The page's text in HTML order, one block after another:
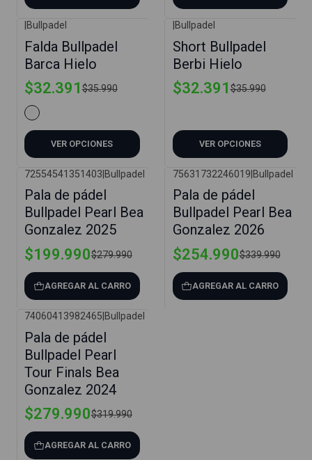
Bullpadel
Falda Bullpadel
Barca Hielo
$32.391$35.990
VER OPCIONES
Bullpadel
Short Bullpadel
Berbi Hielo
$32.391$35.990
VER OPCIONES
72554541351403 Bullpadel
Pala de pádel
Bullpadel Pearl Bea
Gonzalez 2025
$199.990$279.990
AGREGAR AL CARRO
75631732246019 Bullpadel
Pala de pádel
Bullpadel Pearl Bea
Gonzalez 2026
$254.990$339.990
AGREGAR AL CARRO
74060413982465 Bullpadel
Pala de pádel
Bullpadel Pearl
Tour Finals Bea
Gonzalez 2024
$279.990$319.990
AGREGAR AL CARRO